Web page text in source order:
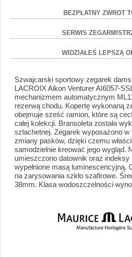
BEZPŁATNY ZWROT
SERWIS
WIDZIAŁEŚ LEPSZĄ
Szwajcarski sportowy zegarek
LACROIX Aikon Venturer AI6057-
mechanizmem automatycznym
rezerwą chodu. Kopertę wykonaną
obejmuje sześć ramion, które są
całej kolekcji. Bransoleta została
szlachetnej. Zegarek wyposażono
zmiany pasków, dzięki czemu
samodzielnie kreować jego wygląd.
umieszczono datownik oraz
wypełnione masą luminescencyjną.
na zarysowania szkło szafirowe.
38mm. Klasa wodoszczelności